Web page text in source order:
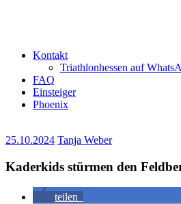
Kontakt
Triathlonhessen auf
FAQ
Einsteiger
Phoenix
25.10.2024 Tanja Weber
Kaderkids stürmen den
teilen